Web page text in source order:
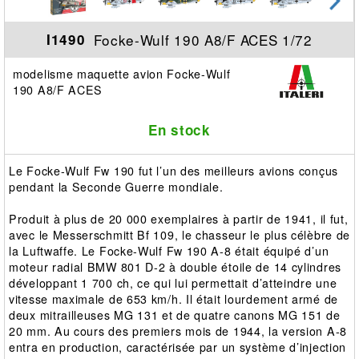
I1490 Focke-Wulf 190 A8/F ACES 1/72
modelisme maquette avion Focke-Wulf
190 A8/F ACES
En stock
Le Focke-Wulf Fw 190 fut l’un des meilleurs avions conçus
pendant la Seconde Guerre mondiale.
Produit à plus de 20 000 exemplaires à partir de 1941, il fut,
avec le Messerschmitt Bf 109, le chasseur le plus célèbre de
la Luftwaffe. Le Focke-Wulf Fw 190 A-8 était équipé d’un
moteur radial BMW 801 D-2 à double étoile de 14 cylindres
développant 1 700 ch, ce qui lui permettait d’atteindre une
vitesse maximale de 653 km/h. Il était lourdement armé de
deux mitrailleuses MG 131 et de quatre canons MG 151 de
20 mm. Au cours des premiers mois de 1944, la version A-8
entra en production, caractérisée par un système d’injection